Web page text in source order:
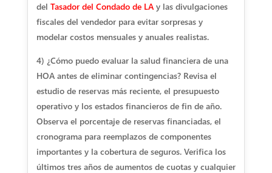
del Tasador del Condado de LAy las divulgaciones
fiscales del vendedor para evitar sorpresas y
modelar costos mensuales y anuales realistas.
4) ¿Cómo puedo evaluar la salud financiera de una
HOA antes de eliminar contingencias?Revisa el
estudio de reservas más reciente, el presupuesto
operativo y los estados financieros de fin de año.
Observa el porcentaje de reservas financiadas, el
cronograma para reemplazos de componentes
importantes y la cobertura de seguros. Verifica los
últimos tres años de aumentos de cuotas y cualquier